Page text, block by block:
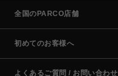
全国のPARCO店舗
初めてのお客様へ
よくあるご質問 / お問い合わせ